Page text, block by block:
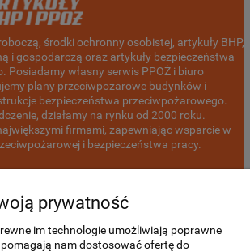
środki ochronny osobistej, artykuły BHP,
i gospodarczą oraz artykuły bezpieczeństwa
Posiadamy własny serwis PPOŻ i biuro
plany przeciwpożarowe budynków i
bezpieczeństwa przeciwpożarowego.
działamy na rynku od 2000 roku.
firmami, zapewniając wsparcie w
i bezpieczeństwa pracy.
prywatność
im technologie umożliwiają poprawne
pomagają nam dostosować ofertę do